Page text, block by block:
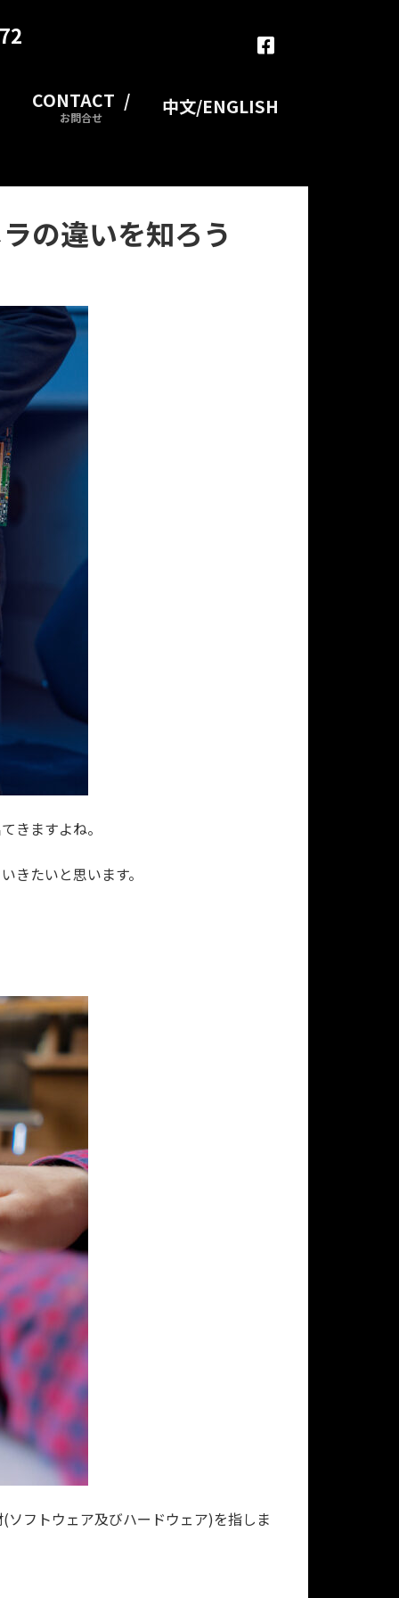
CONTACT
お問合せ 中文/ENGLISH
の違いを知ろう
きますよね。
きたいと思います。
フトウェア及びハードウェア)を指しま